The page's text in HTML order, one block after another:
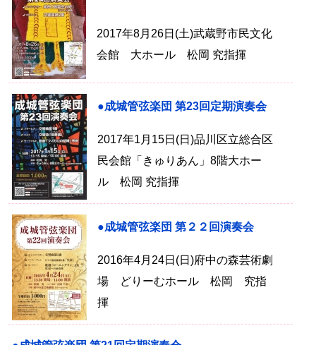
2017年8月26日(土)武蔵野市民文化
会館 大ホール 松岡 究指揮
●成城管弦楽団 第23回定期演奏会
2017年1月15日(日)品川区立総合区
民会館「きゅりあん」8階大ホー
ル 松岡 究指揮
●成城管弦楽団 第２２回演奏会
2016年4月24日(日)府中の森芸術劇
場 どりーむホール 松岡 究指
揮